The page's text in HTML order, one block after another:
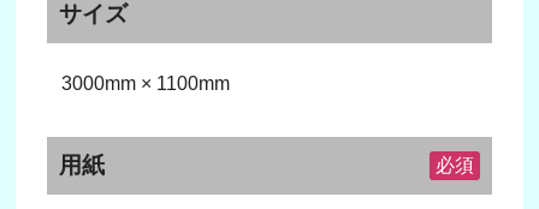
サイズ
3000mm × 1100mm
用紙 必須